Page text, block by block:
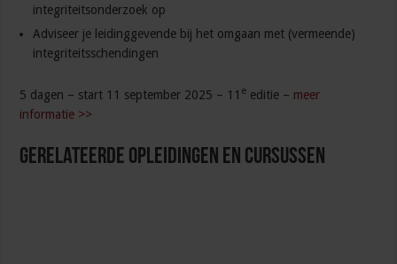
integriteitsonderzoek op
Adviseer je leidinggevende bij het omgaan met (vermeende)
integriteitsschendingen
5 dagen – start 11 september 2025 – 11 e editie – meer
informatie >>
Gerelateerde Opleidingen en Cursussen